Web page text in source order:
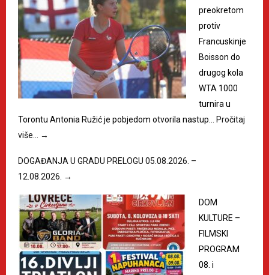
preokretom
protiv
Francuskinje
Boisson do
drugog kola
WTA 1000
turnira u
Torontu Antonia Ružić je pobjedom otvorila nastup…
Pročitaj
više…
→
DOGAĐANJA U GRADU PRELOGU 05.08.2026. –
12.08.2026. →
DOM
KULTURE –
FILMSKI
PROGRAM
08. i